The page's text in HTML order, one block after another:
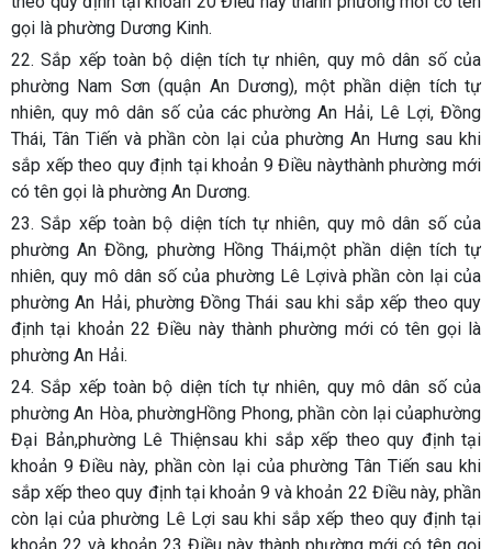
gọi là phường Dương Kinh.
22. Sắp xếp toàn bộ diện tích tự nhiên, quy mô dân số của
phường Nam Sơn (quận An Dương), một phần diện tích tự
nhiên, quy mô dân số của các phường An Hải, Lê Lợi, Đồng
Thái, Tân Tiến và phần còn lại của phường An Hưng sau khi
sắp xếp theo quy định tại khoản 9 Điều nàythành phường mới
có tên gọi là phường An Dương.
23. Sắp xếp toàn bộ diện tích tự nhiên, quy mô dân số của
phường An Đồng, phường Hồng Thái,một phần diện tích tự
nhiên, quy mô dân số của phường Lê Lợivà phần còn lại của
phường An Hải, phường Đồng Thái sau khi sắp xếp theo quy
định tại khoản 22 Điều này thành phường mới có tên gọi là
phường An Hải.
24. Sắp xếp toàn bộ diện tích tự nhiên, quy mô dân số của
phường An Hòa, phườngHồng Phong, phần còn lại củaphường
Đại Bản,phường Lê Thiệnsau khi sắp xếp theo quy định tại
khoản 9 Điều này, phần còn lại của phường Tân Tiến sau khi
sắp xếp theo quy định tại khoản 9 và khoản 22 Điều này, phần
còn lại của phường Lê Lợi sau khi sắp xếp theo quy định tại